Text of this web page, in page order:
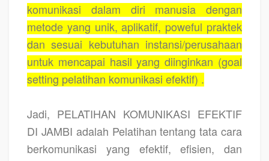
komunikasi dalam diri manusia dengan
metode yang unik, aplikatif, poweful praktek
dan sesuai kebutuhan instansi/perusahaan
untuk mencapai hasil yang diinginkan (goal
setting pelatihan komunikasi efektif) .
Jadi, PELATIHAN KOMUNIKASI EFEKTIF
DI JAMBI adalah Pelatihan tentang tata cara
berkomunikasi yang efektif, efisien, dan